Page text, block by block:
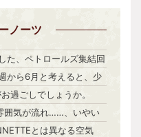
ノーツ
た、ペトロールズ集結回
から6月と考えると、少
過ごしでしょうか。
囲気が流れ……、いやい
とは異なる空気